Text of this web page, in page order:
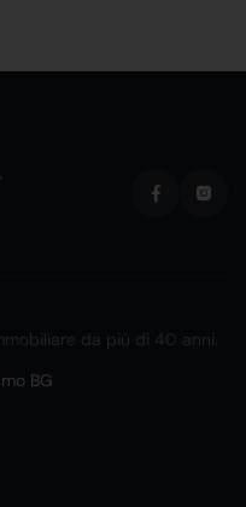
da più di 40 anni.
BG